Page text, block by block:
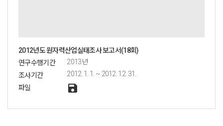
2012년도 원자력산업실태조사 보고서(18회)
연구수행기간
2013년
조사기간
2012. 1. 1. ~ 2012. 12. 31.
파일
save